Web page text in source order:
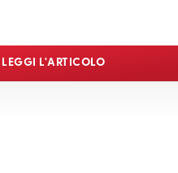
LEGGI L'ARTICOLO